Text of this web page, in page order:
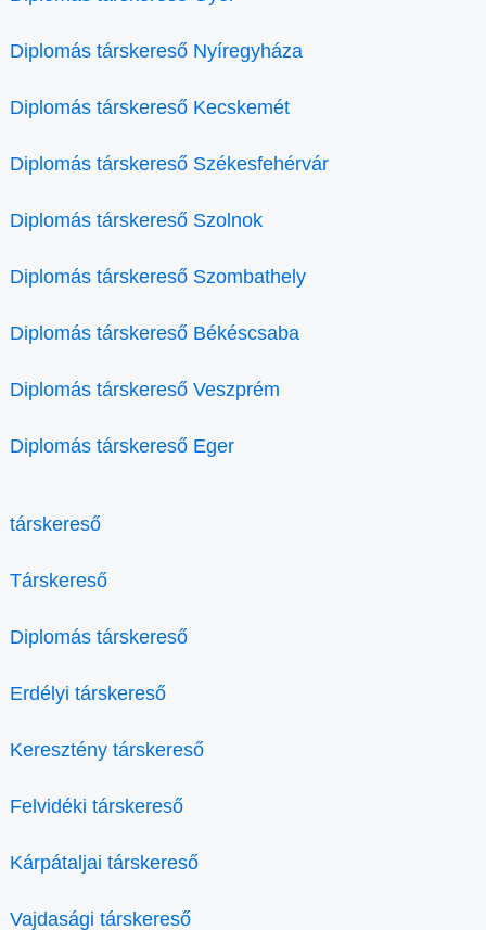
Diplomás társkereső Nyíregyháza
Diplomás társkereső Kecskemét
Diplomás társkereső Székesfehérvár
Diplomás társkereső Szolnok
Diplomás társkereső Szombathely
Diplomás társkereső Békéscsaba
Diplomás társkereső Veszprém
Diplomás társkereső Eger
társkereső
Társkereső
Diplomás társkereső
Erdélyi társkereső
Keresztény társkereső
Felvidéki társkereső
Kárpátaljai társkereső
Vajdasági társkereső